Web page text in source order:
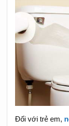
Đối với trẻ em,